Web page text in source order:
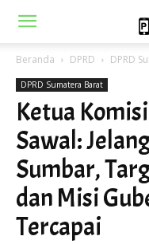
Beranda DPRD DPRD
DPRD Sumatera Barat
Ketua
Sawal:
Sumbar,
dan Misi
Tercapai